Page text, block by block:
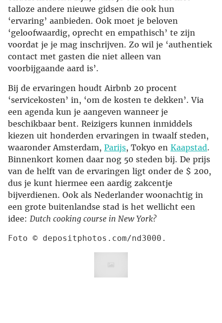
talloze andere nieuwe gidsen die ook hun
‘ervaring’ aanbieden. Ook moet je beloven
‘geloofwaardig, oprecht en empathisch’ te zijn
voordat je je mag inschrijven. Zo wil je ‘authentiek
contact met gasten die niet alleen van
voorbijgaande aard is’.
Bij de ervaringen houdt Airbnb 20 procent
‘servicekosten’ in, ‘om de kosten te dekken’. Via
een agenda kun je aangeven wanneer je
beschikbaar bent. Reizigers kunnen inmiddels
kiezen uit honderden ervaringen in twaalf steden,
waaronder Amsterdam, Parijs, Tokyo en Kaapstad.
Binnenkort komen daar nog 50 steden bij. De prijs
van de helft van de ervaringen ligt onder de $ 200,
dus je kunt hiermee een aardig zakcentje
bijverdienen. Ook als Nederlander woonachtig in
een grote buitenlandse stad is het wellicht een
idee: Dutch cooking course in New York?
Foto © depositphotos.com/nd3000.